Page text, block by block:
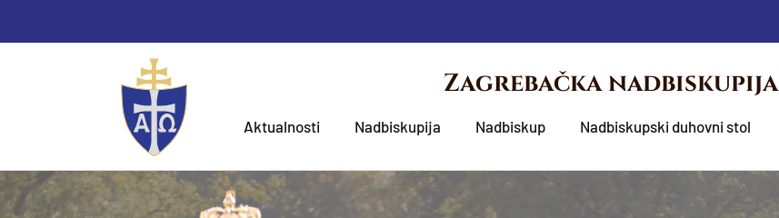
Zagrebačka nadbiskupija
Aktualnosti Nadbiskupija Nadbiskup Nadbiskupski duhovni stol